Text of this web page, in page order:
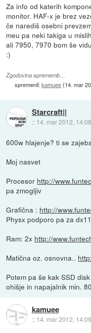
Za info od katerih
monitor. HAF-x je brez
če narediš osebni
meu pa neki takiga u
ali 7950, 7970 bom še
:)
Zgodovina sprememb…
spremenil:kamuee(14. mar
Starcraft||
:: 14. mar 2012, 14:08
600w hlajenje? ti se
Moj nasvet
Procesor http://
pa zmogljiv
Grafična : http://
Physx podporo pa za
Ram: 2x http://
Matična oz. osnovna..
Potem pa še kak SSD
ohišje in napajalnik min.
kamuee
:: 14. mar 2012, 14:09